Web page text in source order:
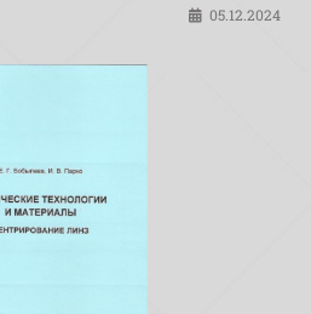
05.12.2024